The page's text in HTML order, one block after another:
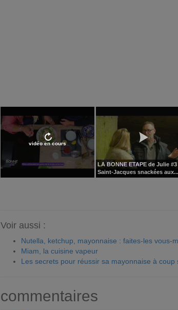
vidéo en cours
LA BONNE ETAPE de Julie #3
Saint-Jacques snackées aux...
Voir aussi :
Nutella, ketchup, mayonnaise : faites-les vous-
Miam, la cuisine vapeur
Les secrets pour réussir sa mayonnaise à coup
commentaires